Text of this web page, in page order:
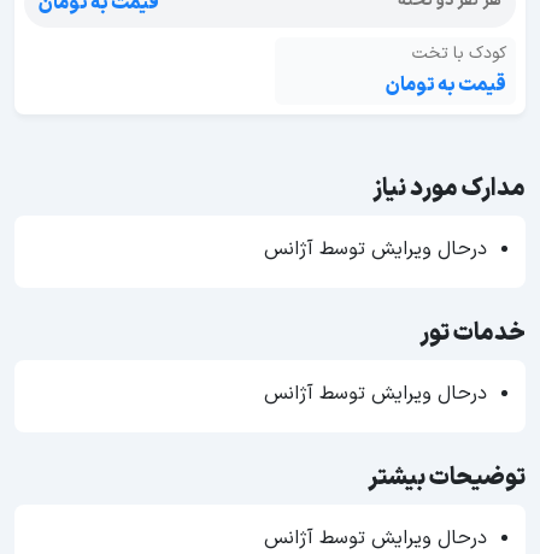
کودک با تخت
قیمت به تومان
مدارک مورد نیاز
درحال ویرایش توسط آژانس
خدمات تور
درحال ویرایش توسط آژانس
توضیحات بیشتر
درحال ویرایش توسط آژانس